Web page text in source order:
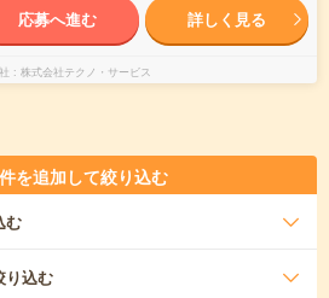
応募へ進む 詳しく見る
株式会社テクノ・サービス
を追加して絞り込む
む
り込む